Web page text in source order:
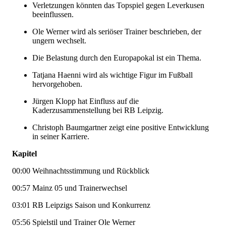
Verletzungen könnten das Topspiel gegen Leverkusen
beeinflussen.
Ole Werner wird als seriöser Trainer beschrieben, der
ungern wechselt.
Die Belastung durch den Europapokal ist ein Thema.
Tatjana Haenni wird als wichtige Figur im Fußball
hervorgehoben.
Jürgen Klopp hat Einfluss auf die
Kaderzusammenstellung bei RB Leipzig.
Christoph Baumgartner zeigt eine positive Entwicklung
in seiner Karriere.
Kapitel
00:00 Weihnachtsstimmung und Rückblick
00:57 Mainz 05 und Trainerwechsel
03:01 RB Leipzigs Saison und Konkurrenz
05:56 Spielstil und Trainer Ole Werner